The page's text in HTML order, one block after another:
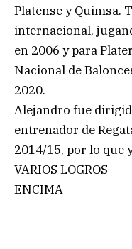
Platense y Quimsa.
internacional,
en 2006 y para
Nacional de
2020.
Alejandro fue
entrenador de
2014/15, por lo que
VARIOS LOGROS
ENCIMA